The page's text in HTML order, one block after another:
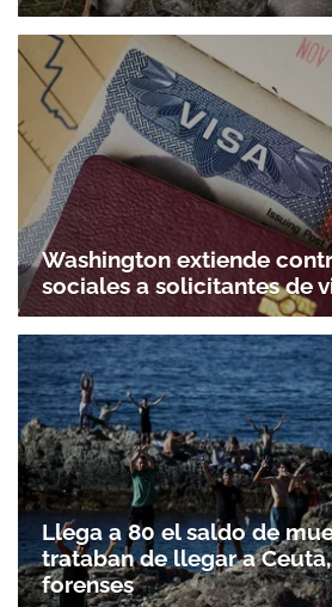
Washington extiende
sociales a solicitantes de
Llega a 80 el saldo de
trataban de llegar a
forenses